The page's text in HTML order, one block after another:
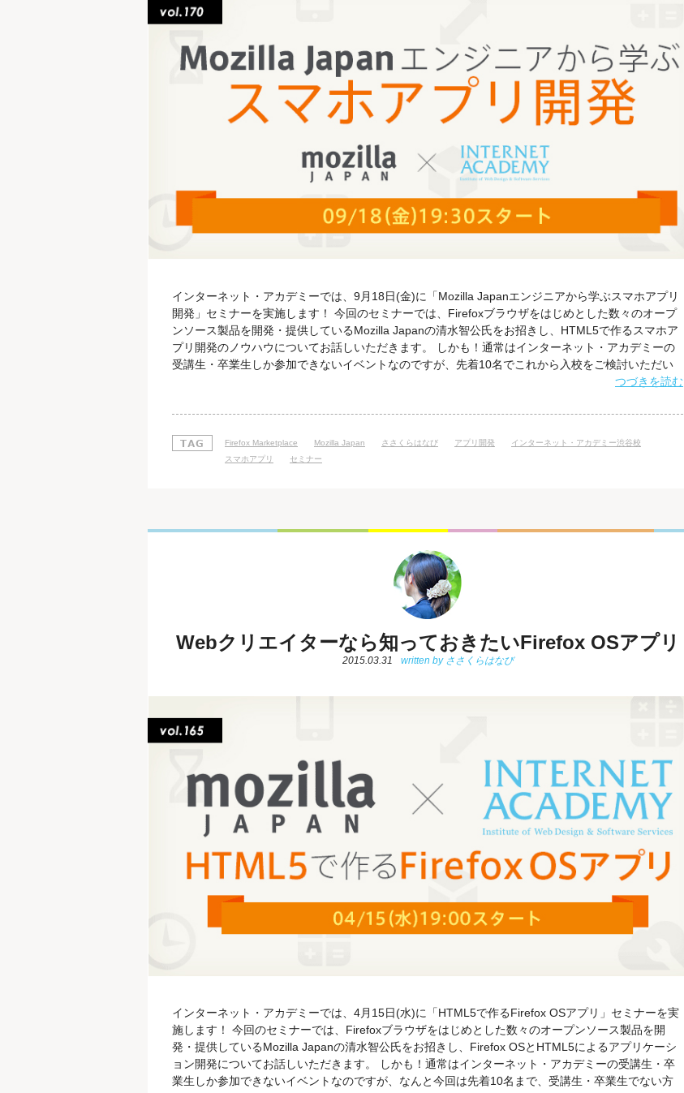
インターネット・アカデミーでは、9月18日(金)に「Mozilla Japanエンジニアから学ぶスマホアプリ
開発」セミナーを実施します！ 今回のセミナーでは、Firefoxブラウザをはじめとした数々のオープ
ンソース製品を開発・提供しているMozilla Japanの清水智公氏をお招きし、HTML5で作るスマホア
プリ開発のノウハウについてお話しいただきます。 しかも！通常はインターネット・アカデミーの
受講生・卒業生しか参加できないイベントなのですが、先着10名でこれから入校をご検討いただい
ている方にもご参加いただけます！ 今回のセミナーの内容 今回のセミナーでは、HTML、CSS、
HTMLやCS
つづきを読む
Firefox Marketplace Mozilla Japan ささくらはなび アプリ開発
インターネット・アカデミー渋谷校
スマホアプリ
セミナー
Webクリエイターなら知っておきたいFirefox OSアプリ
2015.03.31
インターネット・アカデミーでは、4月15日(水)に「HTML5で作るFirefox OSアプリ」セミナーを実
施します！ 今回のセミナーでは、Firefoxブラウザをはじめとした数々のオープンソース製品を開
発・提供しているMozilla Japanの清水智公氏をお招きし、Firefox OSとHTML5によるアプリケーシ
ョン開発についてお話しいただきます。 しかも！通常はインターネット・アカデミーの受講生・卒
業生しか参加できないイベントなのですが、なんと今回は先着10名まで、受講生・卒業生でない方